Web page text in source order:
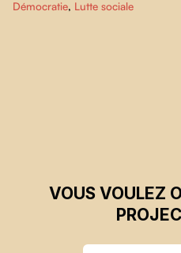
2012/Dans le cœurnous plonge dans
Démocratie, Lutte sociale
VOUS VOULEZ